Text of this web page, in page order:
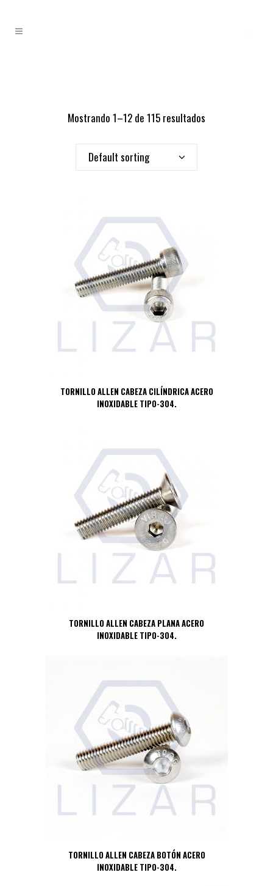
Mostrando 1–12 de 115 resultados
Default sorting
TORNILLO ALLEN CABEZA CILÍNDRICA ACERO
INOXIDABLE TIPO-304.
TORNILLO ALLEN CABEZA PLANA ACERO
INOXIDABLE TIPO-304.
TORNILLO ALLEN CABEZA BOTÓN ACERO
INOXIDABLE TIPO-304.